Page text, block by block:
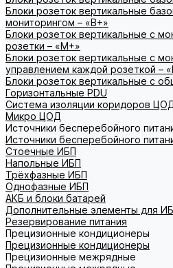
Блоки розеток вертикальные
мониторингом – «В+»
Блоки розеток вертикальные с
розетки – «М+»
Блоки розеток вертикальные с
управлением каждой розеткой –
Блоки розеток вертикальные с
Горизонтальные PDU
Система изоляции коридоров ЦОД
Микро ЦОД
Источники бесперебойного
Источники бесперебойного
Стоечные ИБП
Напольные ИБП
Трёхфазные ИБП
Однофазные ИБП
АКБ и блоки батарей
Дополнительные элементы для
Резервирование питания
Прецизионные кондиционеры
Прецизионные кондиционеры
Прецизионные межрядные